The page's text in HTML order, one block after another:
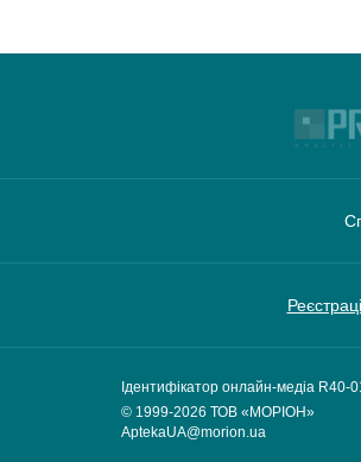
Ідентифікатор онлайн-медіа R40-
© 1999-2026 ТОВ «МОРІОН»
AptekaUA@morion.ua